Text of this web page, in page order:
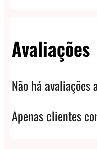
Avaliações
Não há avaliações
Apenas clientes